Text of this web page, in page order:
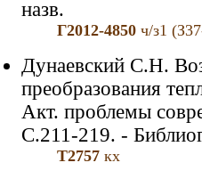
назв.
Г2012-4850 ч/з1
Дунаевский С.Н.
преобразования
Акт. проблемы
С.211-219. -
Т2757 кх